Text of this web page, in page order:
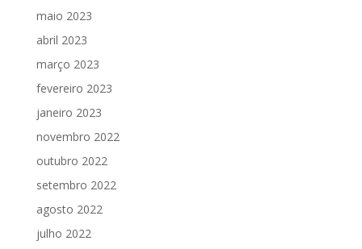
maio 2023
abril 2023
março 2023
fevereiro 2023
janeiro 2023
novembro 2022
outubro 2022
setembro 2022
agosto 2022
julho 2022